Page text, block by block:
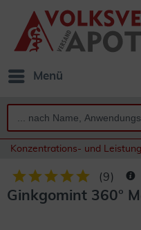
Menü
Konzentrations- und
(9)
Ginkgomint 360°